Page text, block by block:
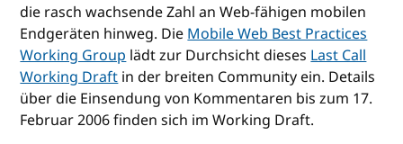
die rasch wachsende Zahl an Web-fähigen mobilen
Endgeräten hinweg. DieMobile Web Best Practices
Working Grouplädt zur Durchsicht diesesLast Call
Working Draftin der breiten Community ein. Details
über die Einsendung von Kommentaren bis zum 17.
Februar 2006 finden sich im Working Draft.